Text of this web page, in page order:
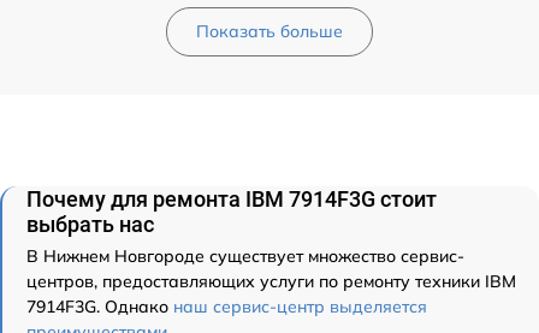
Показать больше
Почему для ремонта IBM 7914F3G стоит
выбрать нас
В Нижнем Новгороде существует множество сервис-
центров, предоставляющих услуги по ремонту техники IBM
7914F3G. Однако наш сервис-центр выделяется